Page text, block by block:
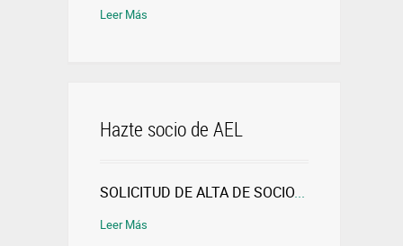
Leer Más
Hazte socio de AEL
SOLICITUD DE ALTA DE SOCIO...
Leer Más